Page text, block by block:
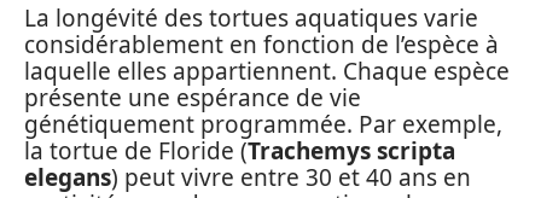
La longévité des tortues aquatiques varie
considérablement en fonction de l’espèce à
laquelle elles appartiennent. Chaque espèce
présente une espérance de vie
génétiquement programmée. Par exemple,
la tortue de Floride (Trachemys scripta
elegans) peut vivre entre 30 et 40 ans en